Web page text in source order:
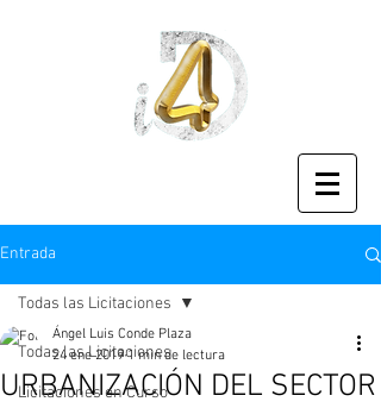
Entrada
Todas las Licitaciones
Licitaciones en Curso
Todas las Licitaciones
URBANIZACIÓN DEL SECTOR
Ángel Luis Conde Plaza
24 ene 2019 1 min de lectura